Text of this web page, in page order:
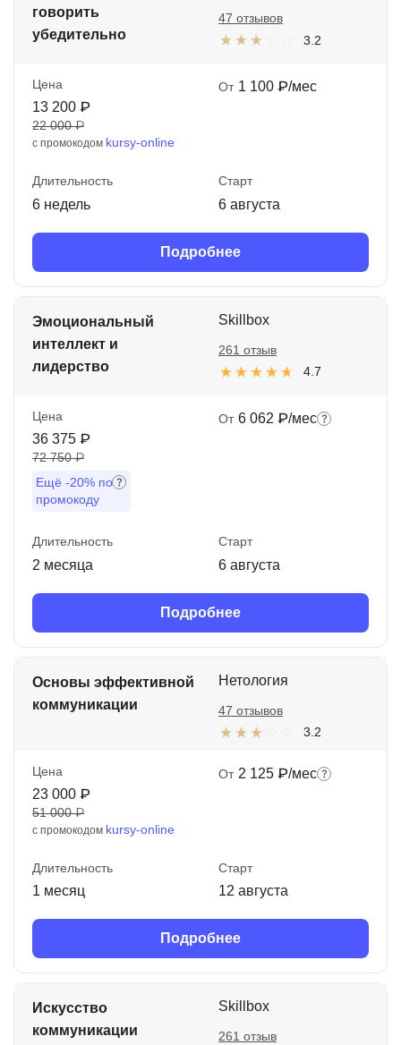
говорить
убедительно
3.2
47 отзывов
Цена
13 200 ₽
22 000 ₽
с промокодом kursy-online
От 1 100 ₽/мес
Длительность
6 недель
Старт
6 августа
Подробнее
Эмоциональный
интеллект и
лидерство
Skillbox
4.7
261 отзыв
Цена
36 375 ₽
72 750 ₽
Ещё -20% по
промокоду
От 6 062 ₽/мес
Длительность
2 месяца
Старт
6 августа
Подробнее
Основы эффективной
коммуникации
Нетология
3.2
47 отзывов
Цена
23 000 ₽
51 000 ₽
с промокодом kursy-online
От 2 125 ₽/мес
Длительность
1 месяц
Старт
12 августа
Подробнее
Искусство
коммуникации
Skillbox
261 отзыв